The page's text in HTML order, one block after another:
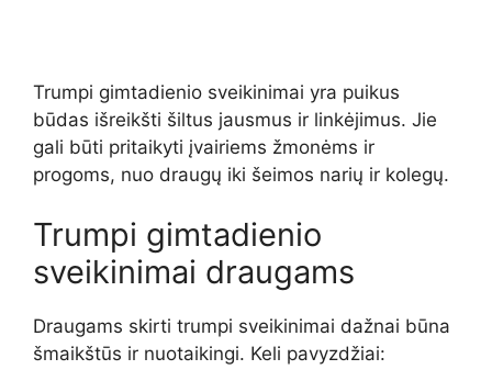
Trumpi gimtadienio sveikinimai yra puikus
būdas išreikšti šiltus jausmus ir linkėjimus. Jie
gali būti pritaikyti įvairiems žmonėms ir
progoms, nuo draugų iki šeimos narių ir kolegų.
Trumpi gimtadienio
sveikinimai draugams
Draugams skirti trumpi sveikinimai dažnai būna
šmaikštūs ir nuotaikingi. Keli pavyzdžiai: